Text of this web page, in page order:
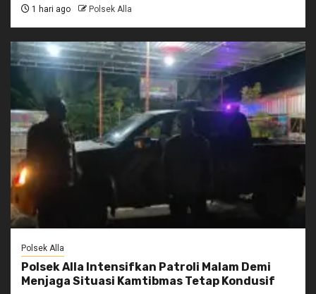
1 hari ago Polsek Alla
Polsek Alla
Polsek Alla Intensifkan Patroli Malam Demi
Menjaga Situasi Kamtibmas Tetap Kondusif